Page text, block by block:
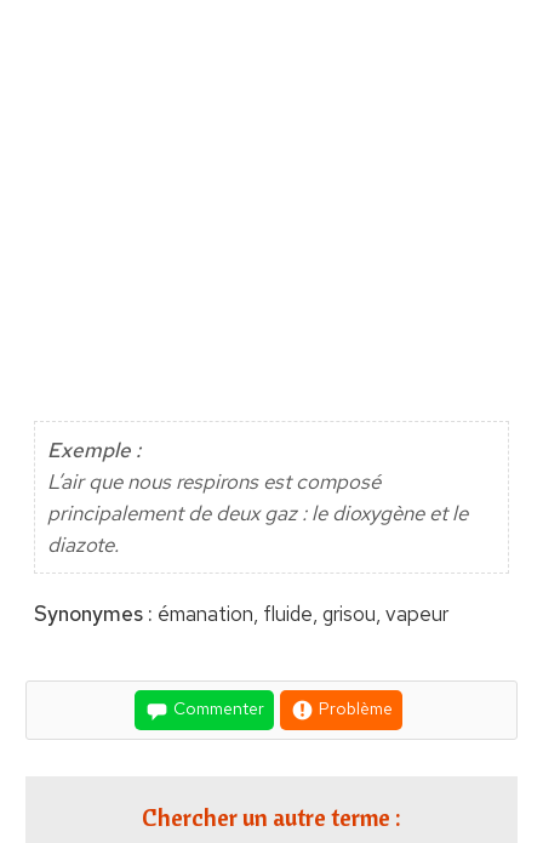
Exemple :
L’air que nous respirons est composé
principalement de deux gaz : le dioxygène et le
diazote.
Synonymes : émanation, fluide, grisou, vapeur
Commenter Problème
Chercher un autre terme :